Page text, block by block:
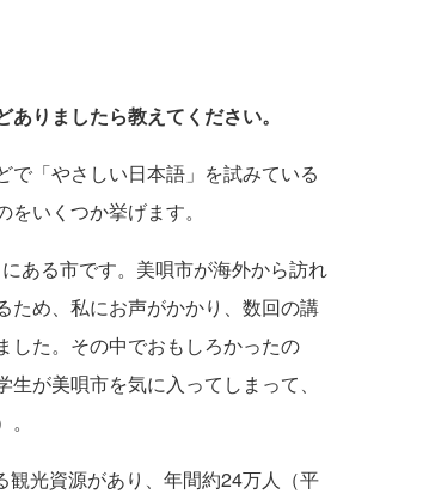
りましたら教えてください。
「やさしい日本語」を試みている
いくつか挙げます。
ある市です。美唄市が海外から訪れ
ため、私にお声がかかり、数回の講
した。その中でおもしろかったの
が美唄市を気に入ってしまって、
光資源があり、年間約24万人（平